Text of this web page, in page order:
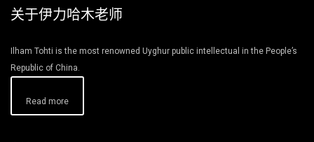
关于伊力哈木老师
Ilham Tohti is the most renowned Uyghur public intellectual in the People’s
Republic of China.
Read more